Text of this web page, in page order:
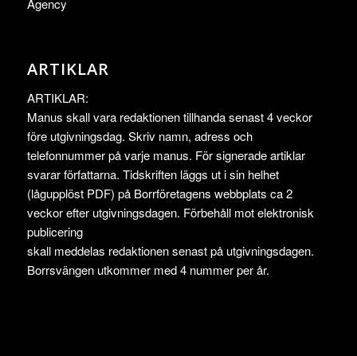
ARTIKLAR
ARTIKLAR:
Manus skall vara redaktionen tillhanda senast 4 veckor
före utgivningsdag. Skriv namn, adress och
telefonnummer på varje manus. För signerade artiklar
svarar författarna. Tidskriften läggs ut i sin helhet
(lågupplöst PDF) på Borrföretagens webbplats ca 2
veckor efter utgivningsdagen. Förbehåll mot elektronisk
publicering
skall meddelas redaktionen senast på utgivningsdagen.
Borrsvängen utkommer med 4 nummer per år.